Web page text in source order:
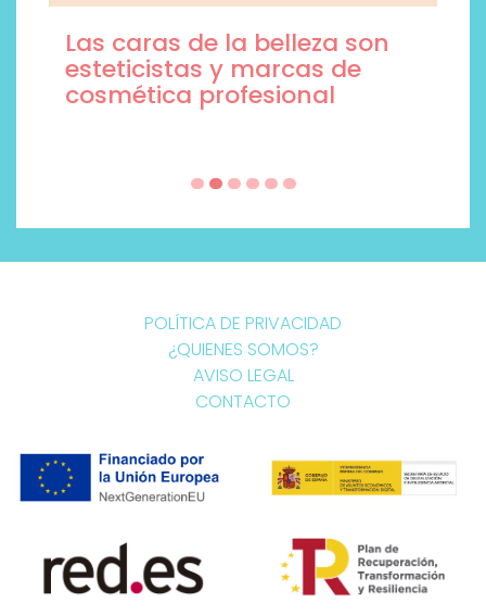
Las caras de la belleza son
esteticistas y marcas de
cosmética profesional
POLÍTICA DE PRIVACIDAD
¿QUIENES SOMOS?
AVISO LEGAL
CONTACTO